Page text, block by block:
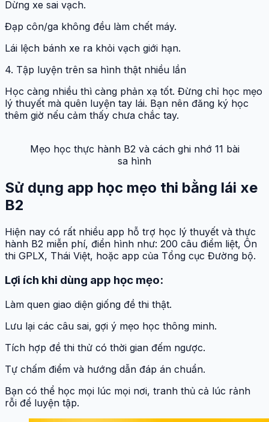
Dừng xe sai vạch.
Đạp côn/ga không đều làm chết máy.
Lái lệch bánh xe ra khỏi vạch giới hạn.
4. Tập luyện trên sa hình thật nhiều lần
Học càng nhiều thì càng phản xạ tốt. Đừng chỉ học mẹo
lý thuyết mà quên luyện tay lái. Bạn nên đăng ký học
thêm giờ nếu cảm thấy chưa chắc tay.
Mẹo học thực hành B2 và cách ghi nhớ 11 bài
sa hình
Sử dụng app học mẹo thi bằng lái xe
B2
Hiện nay có rất nhiều app hỗ trợ học lý thuyết và thực
hành B2 miễn phí, điển hình như: 200 câu điểm liệt, Ôn
thi GPLX, Thái Việt, hoặc app của Tổng cục Đường bộ.
Lợi ích khi dùng app học mẹo:
Làm quen giao diện giống đề thi thật.
Lưu lại các câu sai, gợi ý mẹo học thông minh.
Tích hợp đề thi thử có thời gian đếm ngược.
Tự chấm điểm và hướng dẫn đáp án chuẩn.
Bạn có thể học mọi lúc mọi nơi, tranh thủ cả lúc rảnh
rỗi để luyện tập.